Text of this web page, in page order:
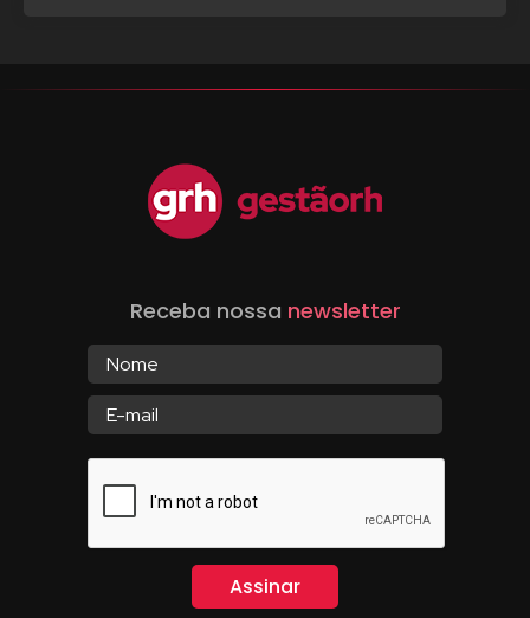
Receba nossa newsletter